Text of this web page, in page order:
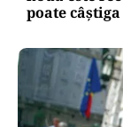
poate câștiga